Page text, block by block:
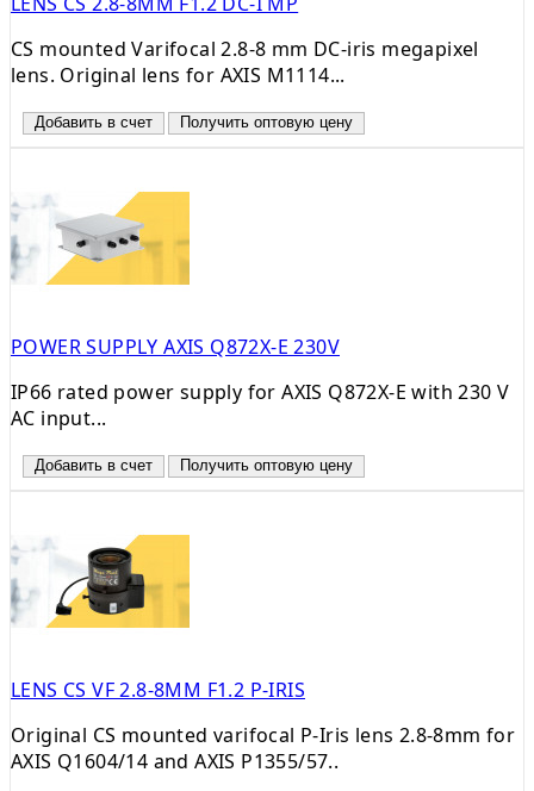
CS mounted Varifocal 2.8-8 mm DC-iris megapixel
lens. Original lens for AXIS M1114...
Добавить в счет Получить оптовую цену
POWER SUPPLY AXIS Q872X-E 230V
IP66 rated power supply for AXIS Q872X-E with 230 V
AC input...
Добавить в счет Получить оптовую цену
LENS CS VF 2.8-8MM F1.2 P-IRIS
Original CS mounted varifocal P-Iris lens 2.8-8mm for
AXIS Q1604/14 and AXIS P1355/57..